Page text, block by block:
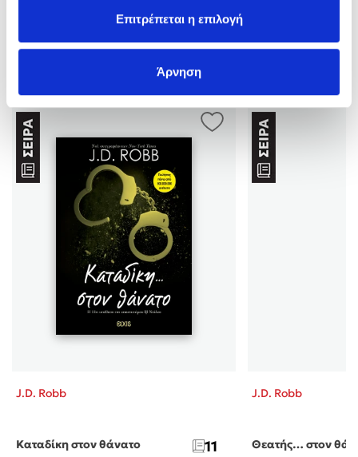
Επιτρέπεται η επιλογή
Άρνηση
Βιβλία της Συγγραφέως
J.D. Robb
Καταδίκη στον θάνατο 11
J.D. Robb
Θεατής… στον